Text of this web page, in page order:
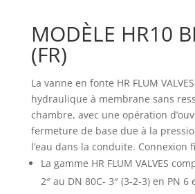
MODÈLE HR10
(FR)
La vanne en fonte HR FLUM
hydraulique à membrane sans
chambre, avec une opération
fermeture de base due à la
l’eau dans la conduite. Connexion
La gamme HR FLUM VALVES
2″ au DN 80C- 3″ (3-2-3) en PN 6